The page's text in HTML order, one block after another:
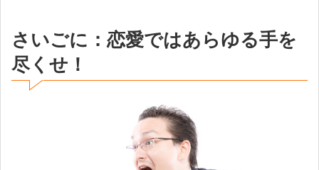
さいごに：恋愛ではあらゆる手を
尽くせ！